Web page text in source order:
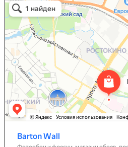
Фотообои и фрески в Москве
Производственное предприятие в Москве